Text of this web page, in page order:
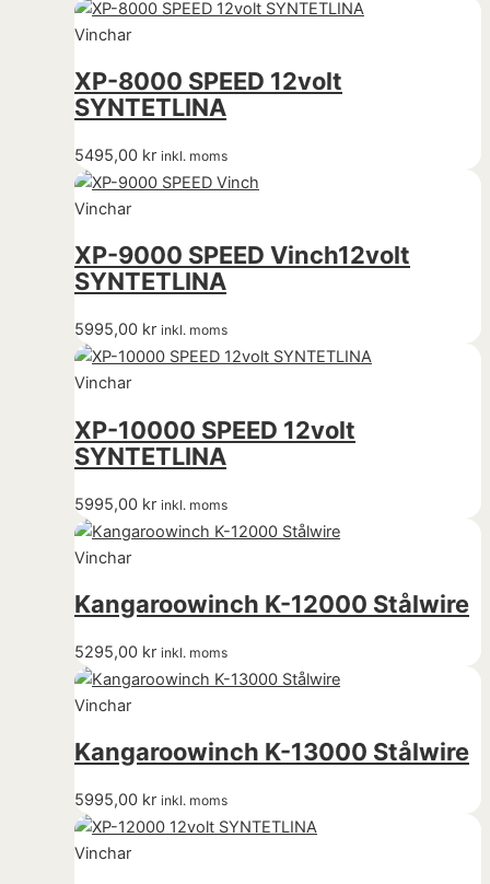
Vinchar
XP-8000 SPEED 12volt
SYNTETLINA
5495,00 kr inkl. moms
Vinchar
XP-9000 SPEED Vinch12volt
SYNTETLINA
5995,00 kr inkl. moms
Vinchar
XP-10000 SPEED 12volt
SYNTETLINA
5995,00 kr inkl. moms
Vinchar
Kangaroowinch K-12000 Stålwire
5295,00 kr inkl. moms
Vinchar
Kangaroowinch K-13000 Stålwire
5995,00 kr inkl. moms
Vinchar